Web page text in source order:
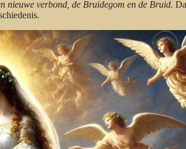
nieuwe verbond, de Bruidegom en de Bruid.